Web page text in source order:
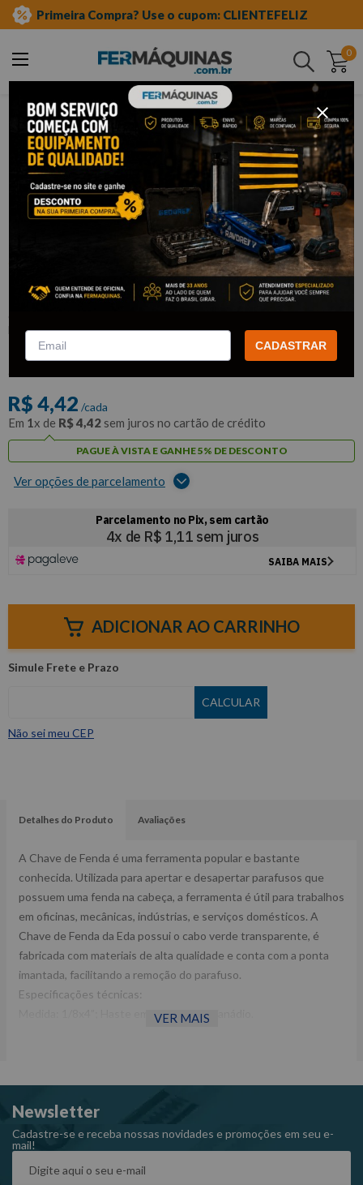
Primeira Compra? Use o cupom: CLIENTEFELIZ
0
Buscar
ferramentas manuais
chave de fenda e phillips
Chave de Fenda 1/8" x 4" - EDA
EDA
Por:R$4,20/cada
R$ 4,42 /cada
Em 1x de R$4,42 sem juros no cartão de crédito
PAGUE À VISTA E GANHE 5% DE DESCONTO
Ver opções de parcelamento
ADICIONAR AO CARRINHO
Não sei meu CEP
Detalhes do Produto Avaliações
A Chave de Fenda é uma ferramenta popular e bastante
conhecida. Utilizada para apertar e desapertar parafusos que
possuem uma fenda na cabeça, a ferramenta é útil para trabalhos
em oficinas, mecânicas, indústrias, e serviços domésticos. A
Chave de Fenda da Eda possui o cabo verde transparente, é
fabricada com materiais de alta qualidade e conta com a ponta
imantada, facilitando a remoção do parafuso.
Especificações técnicas:
Medida: 1/8x4”; Haste em Aço Cromo Vanádio.
responsabilidade do Fabricante/Fornecedor.
VER MAIS
Newsletter
Cadastre-se e receba nossas novidades e promoções em seu e-
mail!
CADASTRAR